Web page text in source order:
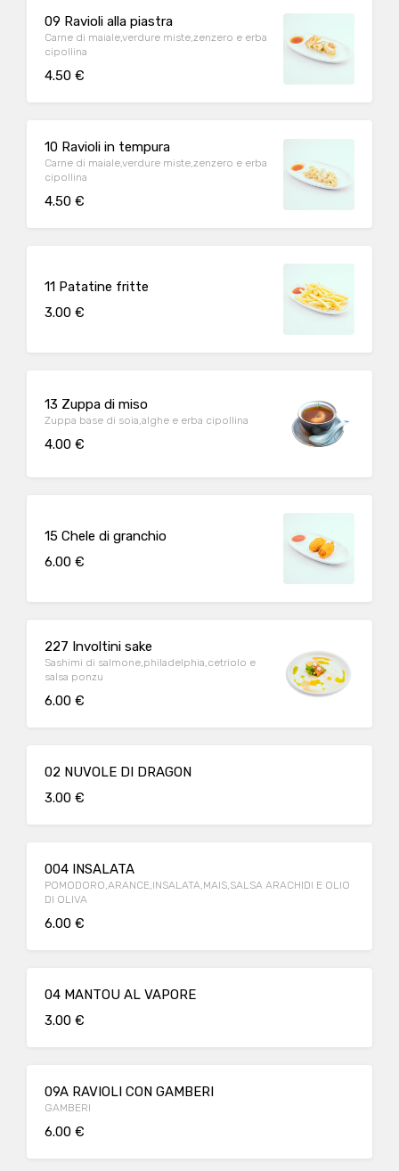
09 Ravioli alla piastra
Carne di maiale,verdure miste,zenzero e erba
cipollina
4.50 €
10 Ravioli in tempura
Carne di maiale,verdure miste,zenzero e erba
cipollina
4.50 €
11 Patatine fritte
3.00 €
13 Zuppa di miso
Zuppa base di soia,alghe e erba cipollina
4.00 €
15 Chele di granchio
6.00 €
227 Involtini sake
Sashimi di salmone,philadelphia,cetriolo e
salsa ponzu
6.00 €
02 NUVOLE DI DRAGON
3.00 €
004 INSALATA
POMODORO,ARANCE,INSALATA,MAIS,SALSA ARACHIDI E OLIO
DI OLIVA
6.00 €
04 MANTOU AL VAPORE
3.00 €
09A RAVIOLI CON GAMBERI
GAMBERI
6.00 €